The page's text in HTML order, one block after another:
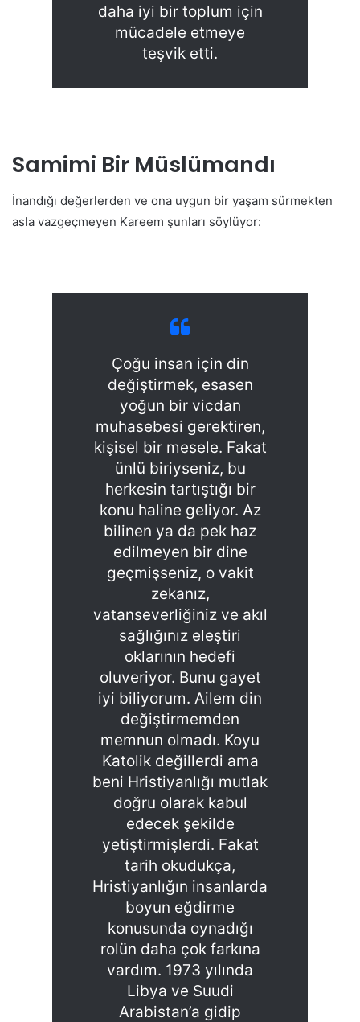
daha iyi bir toplum için
mücadele etmeye
teşvik etti.
Samimi Bir Müslümandı
İnandığı değerlerden ve ona uygun bir yaşam sürmekten
asla vazgeçmeyen Kareem şunları söylüyor:
Çoğu insan için din
değiştirmek, esasen
yoğun bir vicdan
muhasebesi gerektiren,
kişisel bir mesele. Fakat
ünlü biriyseniz, bu
herkesin tartıştığı bir
konu haline geliyor. Az
bilinen ya da pek haz
edilmeyen bir dine
geçmişseniz, o vakit
zekanız,
vatanseverliğiniz ve akıl
sağlığınız eleştiri
oklarının hedefi
oluveriyor. Bunu gayet
iyi biliyorum. Ailem din
değiştirmemden
memnun olmadı. Koyu
Katolik değillerdi ama
beni Hristiyanlığı mutlak
doğru olarak kabul
edecek şekilde
yetiştirmişlerdi. Fakat
tarih okudukça,
Hristiyanlığın insanlarda
boyun eğdirme
konusunda oynadığı
rolün daha çok farkına
vardım. 1973 yılında
Libya ve Suudi
Arabistan’a gidip